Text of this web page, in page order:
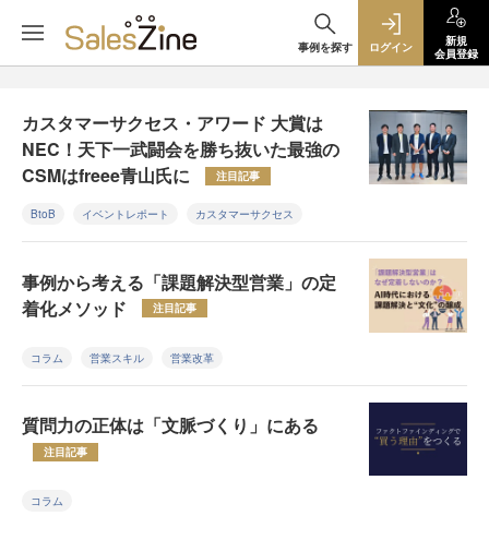
事例を探す ログイン
新規
会員登録
カスタマーサクセス・アワード 大賞は
NEC！天下一武闘会を勝ち抜いた最強の
CSMはfreee青山氏に
注目記事
BtoB イベントレポート カスタマーサクセス
事例から考える「課題解決型営業」の定
着化メソッド
注目記事
コラム 営業スキル 営業改革
質問力の正体は「文脈づくり」にある
注目記事
コラム